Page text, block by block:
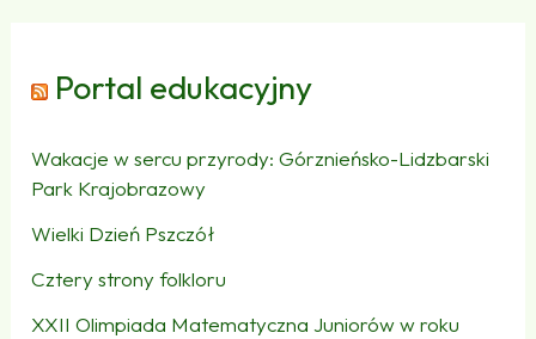
Portal edukacyjny
Wakacje w sercu przyrody: Górznieńsko-Lidzbarski
Park Krajobrazowy
Wielki Dzień Pszczół
Cztery strony folkloru
XXII Olimpiada Matematyczna Juniorów w roku